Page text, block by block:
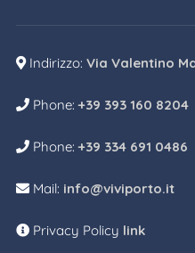
Indirizzo: Via Valentino
Phone:+39 393 160 8204
Phone:+39 334 691 0486
Mail: info@viviporto.it
Privacy Policy link